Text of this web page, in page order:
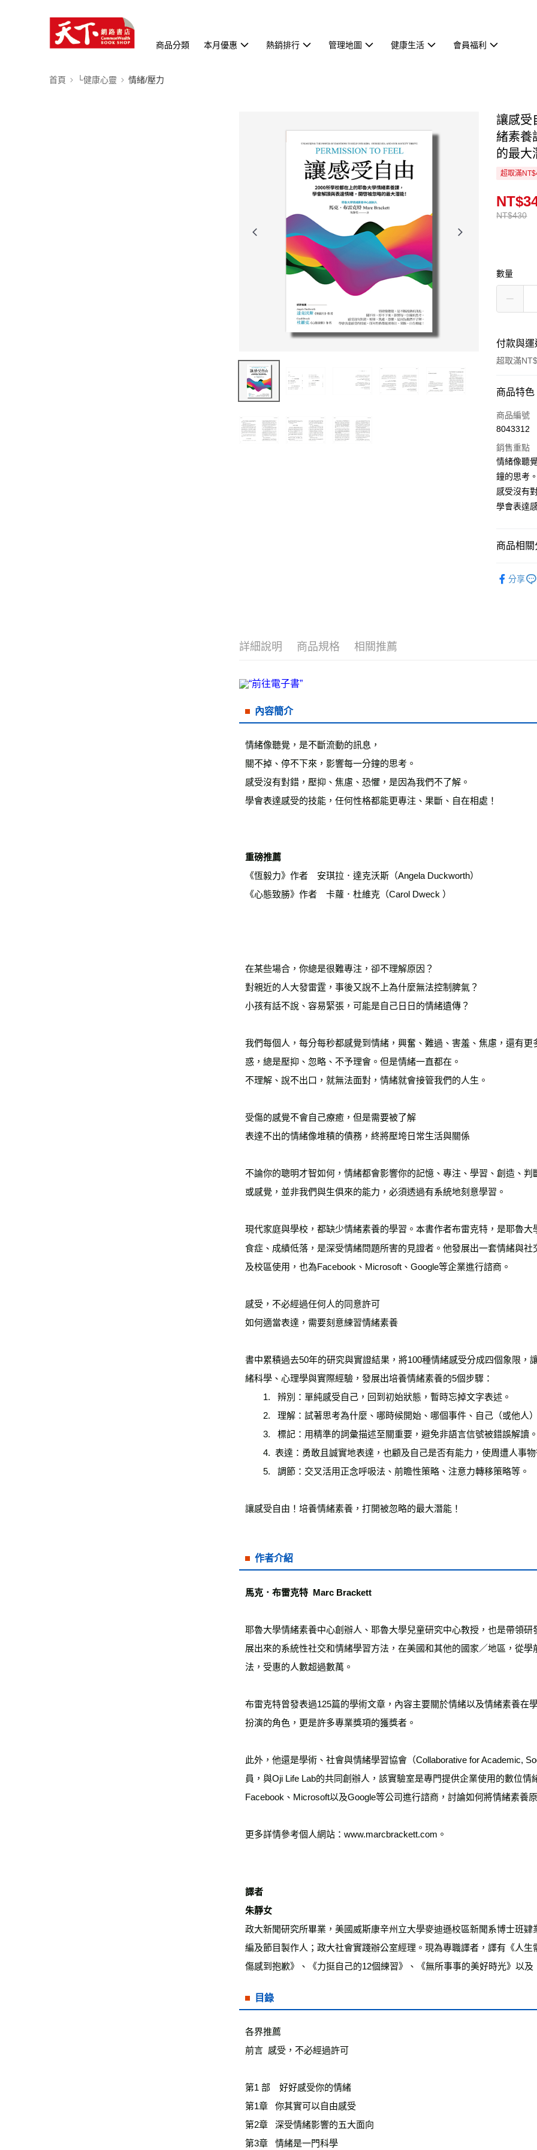
商品分類 本月優惠 熱銷排行 管理地圖 健康生活 會員福利
首頁 └健康心靈 情緒/壓力
讓感受
緒素養
的最大
超取滿
NT$430
數量
付款與運
超取滿
付款方式
信用卡一次
LINE Pay
Apple Pay
街口支付
ATM付款
運送方式
付款後7-
商品特色
商品編號
8043312
銷售重點
情緒像聽
鐘的思考。
感受沒有
學會表達
商品相關
分享
詳細說明 商品規格 相關推薦
內容簡介
情緒像聽覺，是不斷流動的訊息，
關不掉、停不下來，影響每一分鐘的思考。
感受沒有對錯，壓抑、焦慮、恐懼，是因為我們不了解。
學會表達感受的技能，任何性格都能更專注、果斷、自在相處！
重磅推薦
《恆毅力》作者　安琪拉．達克沃斯（Angela Duckworth）
《心態致勝》作者　卡蘿．杜維克（Carol Dweck ）
在某些場合，你總是很難專注，卻不理解原因？
對親近的人大發雷霆，事後又說不上為什麼無法控制脾氣？
小孩有話不說、容易緊張，可能是自己日日的情緒遺傳？
我們每個人，每分每秒都感覺到情緒，興奮、難過、害羞、焦慮，還有
惑，總是壓抑、忽略、不予理會。但是情緒一直都在。
不理解、說不出口，就無法面對，情緒就會接管我們的人生。
受傷的感覺不會自己療癒，但是需要被了解
表達不出的情緒像堆積的債務，終將壓垮日常生活與關係
不論你的聰明才智如何，情緒都會影響你的記憶、專注、學習、創造、
或感覺，並非我們與生俱來的能力，必須透過有系統地刻意學習。
現代家庭與學校，都缺少情緒素養的學習。本書作者布雷克特，是耶魯
食症、成績低落，是深受情緒問題所害的見證者。他發展出一套情緒與
及校區使用，也為Facebook、Microsoft、Google等企業進行諮商。
感受，不必經過任何人的同意許可
如何適當表達，需要刻意練習情緒素養
書中累積過去50年的研究與實證結果，將100種情緒感受分成四個象限，
緒科學、心理學與實際經驗，發展出培養情緒素養的5個步驟：
1.   辨別：單純感受自己，回到初始狀態，暫時忘掉文字表述。
2.   理解：試著思考為什麼、哪時候開始、哪個事件、自己（或他人）
3.   標記：用精準的詞彙描述至關重要，避免非語言信號被錯誤解讀。
4.  表達：勇敢且誠實地表達，也顧及自己是否有能力，使周遭人事物
5.   調節：交叉活用正念呼吸法、前瞻性策略、注意力轉移策略等。
讓感受自由！培養情緒素養，打開被忽略的最大潛能！
作者介紹
馬克．布雷克特  Marc Brackett
耶魯大學情緒素養中心創辦人、耶魯大學兒童研究中心教授，也是帶領
展出來的系統性社交和情緒學習方法，在美國和其他的國家／地區，從
法，受惠的人數超過數萬。
布雷克特曾發表過125篇的學術文章，內容主要關於情緒以及情緒素養在
扮演的角色，更是許多專業獎項的獲獎者。
此外，他還是學術、社會與情緒學習協會（Collaborative for Academic,
員，與Oji Life Lab的共同創辦人，該實驗室是專門提供企業使用的數位
Facebook、Microsoft以及Google等公司進行諮商，討論如何將情緒素養
譯者
政大新聞研究所畢業，美國威斯康辛州立大學麥迪遜校區新聞系博士班
編及節目製作人；政大社會實踐辦公室經理。現為專職譯者，譯有《人
傷感到抱歉》、《力挺自己的12個練習》、《無所事事的美好時光》以及
目錄
各界推薦
前言  感受，不必經過許可
第1 部　好好感受你的情緒
第1章   你其實可以自由感受
第2章   深受情緒影響的五大面向
第3章   情緒是一門科學